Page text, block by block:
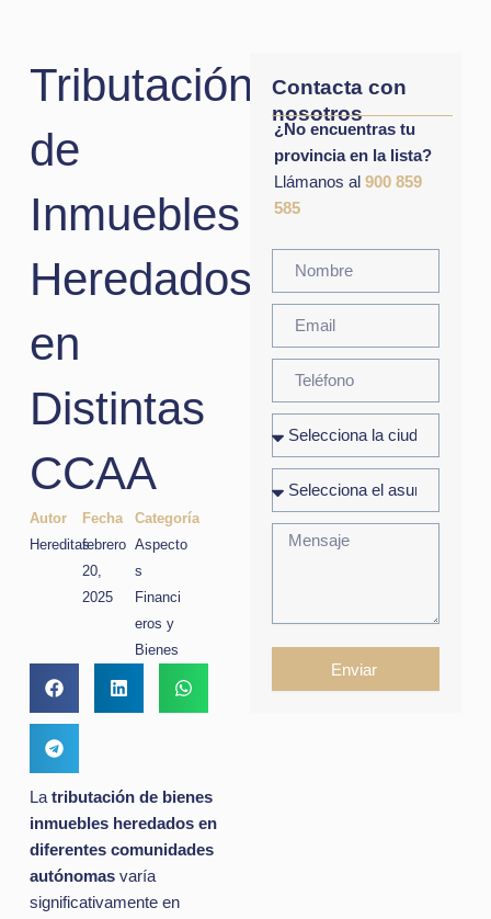
Tributación
de
Inmuebles
Heredados
en
Distintas
CCAA
Autor
Hereditas
Fecha
febrero
20,
2025
Categoría
Aspecto
s
Financi
eros y
Bienes
La tributación de bienes
inmuebles heredados en
diferentes comunidades
autónomasvaría
significativamente en
Contacta con
nosotros
¿No encuentras tu
provincia en la lista?
Llámanos al 900 859
585
Enviar